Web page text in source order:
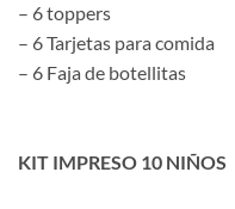
– 6 toppers
– 6 Tarjetas para comida
– 6 Faja de botellitas
KIT IMPRESO 10 NIÑOS